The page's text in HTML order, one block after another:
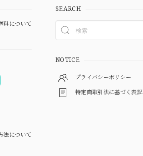
料について
法について
SEARCH
NOTICE
プライバシーポリシー
特定商取引法に基づく表記